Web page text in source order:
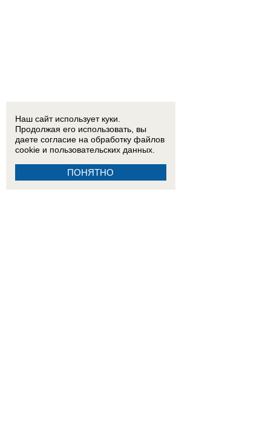
Наш сайт использует куки.
Продолжая его использовать, вы
даете согласие на обработку файлов
cookie и пользовательских данных.
ПОНЯТНО